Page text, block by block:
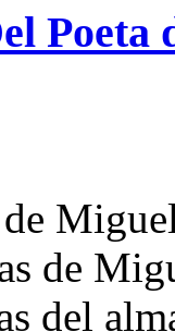
de
del